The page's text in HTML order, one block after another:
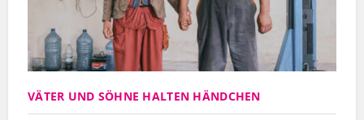
VÄTER UND SÖHNE HALTEN HÄNDCHEN